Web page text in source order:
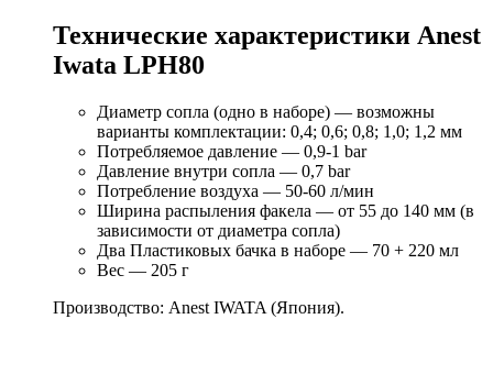
Технические характеристики Anest
Iwata LPH80
Диаметр сопла (одно в наборе) — возможны
варианты комплектации: 0,4; 0,6; 0,8; 1,0; 1,2 мм
Потребляемое давление — 0,9-1 bar
Давление внутри сопла — 0,7 bar
Потребление воздуха — 50-60 л/мин
Ширина распыления факела — от 55 до 140 мм (в
зависимости от диаметра сопла)
Два Пластиковых бачка в наборе — 70 + 220 мл
Вес — 205 г
Производство: Anest IWATA (Япония).